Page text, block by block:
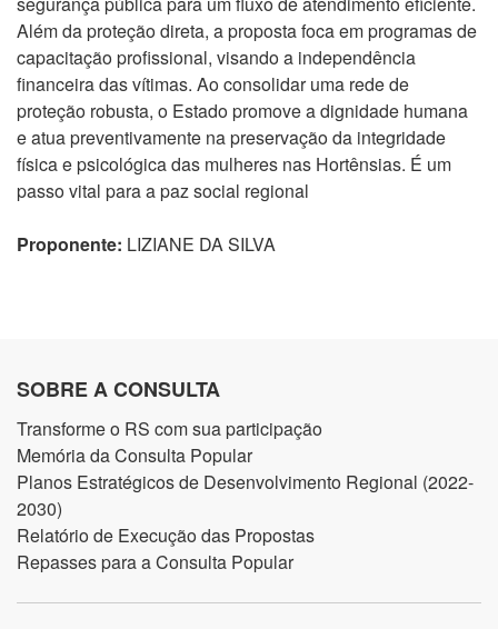
Além da proteção direta, a proposta foca em programas de
capacitação profissional, visando a independência
financeira das vítimas. Ao consolidar uma rede de
proteção robusta, o Estado promove a dignidade humana
e atua preventivamente na preservação da integridade
física e psicológica das mulheres nas Hortênsias. É um
passo vital para a paz social regional
Proponente: LIZIANE DA SILVA
SOBRE A CONSULTA
Transforme o RS com sua participação
Memória da Consulta Popular
Planos Estratégicos de Desenvolvimento Regional (2022-
2030)
Relatório de Execução das Propostas
Repasses para a Consulta Popular